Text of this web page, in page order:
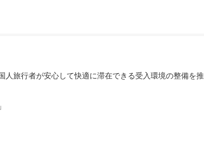
旅行者が安心して快適に滞在できる受入環境の整備を